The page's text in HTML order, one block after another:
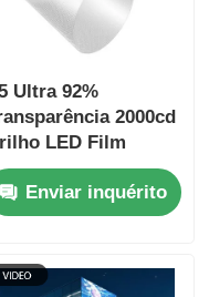
Ultra 92%
2000cd
LED Film
para
e
na loja
Enviar inquérito